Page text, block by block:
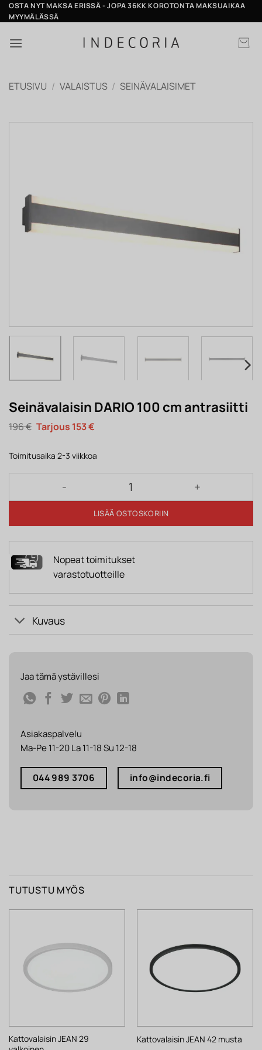
Skip
to
OSTA NYT MAKSA ERISSÄ - JOPA 36KK KOROTONTA MAKSUAIKAA
MYYMÄLÄSSÄ
ETUSIVU / VALAISTUS / SEINÄVALAISIMET
Seinävalaisin DARIO 100 cm antrasiitti
196€ Alkuperäinen
hinta
196 €.
153€Nykyinen
153 €.
Toimitusaika 2-3 viikkoa
Seinävalaisin DARIO 100 cm antrasiitti määrä
LISÄÄ OSTOSKORIIN
Nopeat toimitukset
varastotuotteille
Kuvaus
Jaa tämä ystävillesi
Asiakaspalvelu
Ma-Pe 11-20 La 11-18 Su 12-18
044 989 3706 info@indecoria.fi
TUTUSTU MYÖS
Kattovalaisin JEAN 29
Kattovalaisin JEAN 42 musta